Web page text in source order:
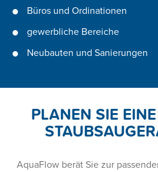
Büros und Ordinationen
gewerbliche Bereiche
Neubauten und Sanierungen
PLANEN SIE
AquaFlow berät Sie zur